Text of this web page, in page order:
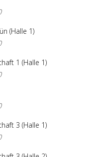
(Halle 1)
1 (Halle 1)
3 (Halle 1)